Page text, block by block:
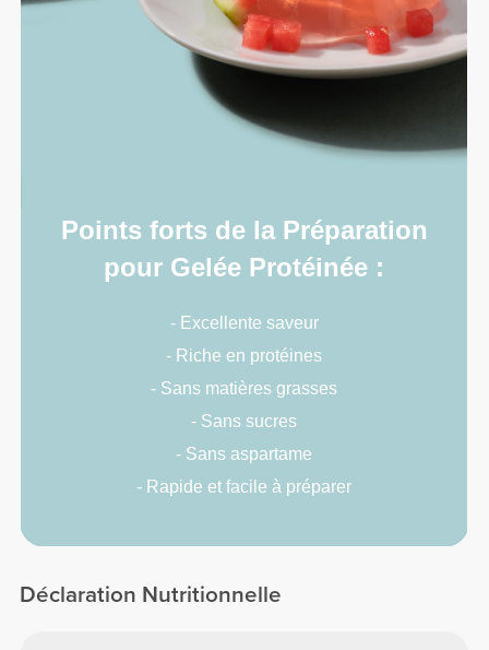
Points forts de la Préparation
pour Gelée Protéinée :
- Excellente saveur
- Riche en protéines
- Sans matières grasses
- Sans sucres
- Sans aspartame
- Rapide et facile à préparer
Déclaration Nutritionnelle